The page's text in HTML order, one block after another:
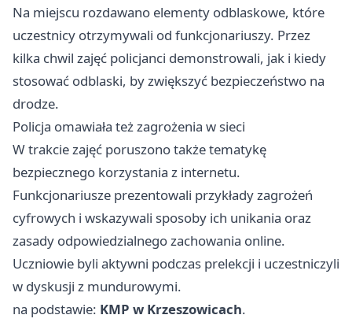
Na miejscu rozdawano elementy odblaskowe, które
uczestnicy otrzymywali od funkcjonariuszy. Przez
kilka chwil zajęć policjanci demonstrowali, jak i kiedy
stosować odblaski, by zwiększyć bezpieczeństwo na
drodze.
Policja omawiała też zagrożenia w sieci
W trakcie zajęć poruszono także tematykę
bezpiecznego korzystania z internetu.
Funkcjonariusze prezentowali przykłady zagrożeń
cyfrowych i wskazywali sposoby ich unikania oraz
zasady odpowiedzialnego zachowania online.
Uczniowie byli aktywni podczas prelekcji i uczestniczyli
w dyskusji z mundurowymi.
na podstawie: KMP w Krzeszowicach.